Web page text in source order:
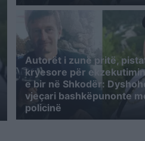
Autorët i zunë pritë,
kryesore për
e bir në Shkodër:
vjeçari bashkëpunonte
policinë